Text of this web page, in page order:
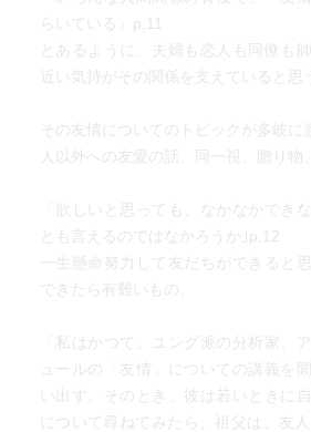
らいている」p,11
とあるように、夫婦も恋人も同僚も
近い気持がその関係を支えていると思
その友情についてのトピックが多岐に
人以外への友愛の話、同一視、贈り
「欲しいと思っても、なかなかでき
とも言えるのではなかろうか｣p,12
一生懸命努力して友だちができると
できたら有難いもの。
「私はかつて、ユング派の分析家、
ュールの「友情」についての講義を
い出す。そのとき、彼は若いときに
について尋ねてみたら、祖父は、友